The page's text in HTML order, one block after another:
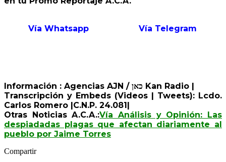
Vía Whatsapp Vía Telegram
Información : Agencias AJN / כאן Kan Radio |
Transcripción y Embeds (Videos | Tweets): Lcdo.
Carlos Romero |C.N.P. 24.081|
Otras Noticias A.C.A.:Vía Análisis y Opinión: Las
despiadadas plagas que afectan diariamente al
pueblo por Jaime Torres
Compartir